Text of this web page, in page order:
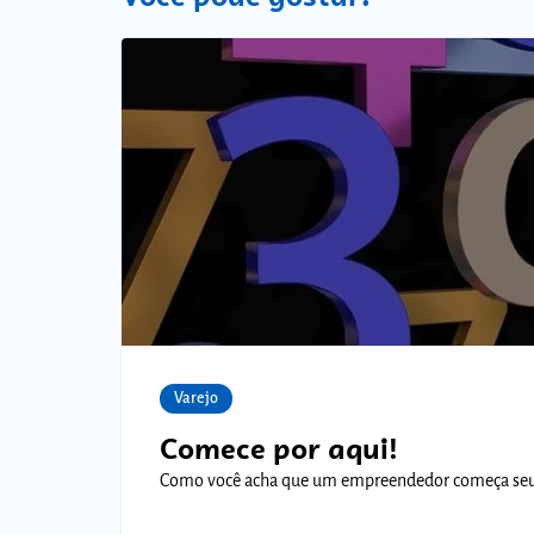
Varejo
Comece por aqui!
Como você acha que um empreendedor começa